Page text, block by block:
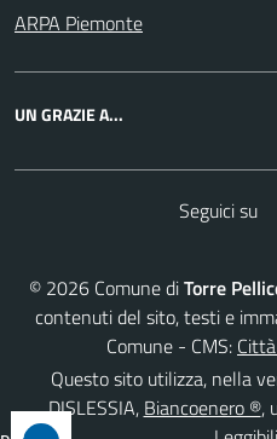
ARPA Piemonte
UN GRAZIE A...
Seguici su
© 2026 Comune diTorre
contenuti del sito, testi e
Comune - CMS:
Questo sito utilizza, nella
DISLESSIA, Biancoenero ®,